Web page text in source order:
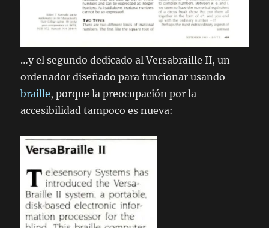
…y el segundo dedicado al Versabraille II, un
ordenador diseñado para funcionar usando
braille, porque la preocupación por la
accesibilidad tampoco es nueva: